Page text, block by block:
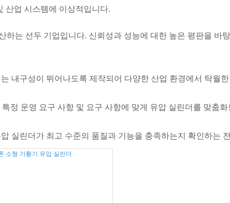
산업 시스템에 이상적입니다.
는 선두 기업입니다. 신뢰성과 성능에 대한 높은 평판을 바
내구성이 뛰어나도록 제작되어 다양한 산업 환경에서 탁월
정 운영 요구 사항 및 요구 사항에 맞게 유압 실린더를 맞춤
실린더가 최고 수준의 품질과 기능을 충족하는지 확인하는